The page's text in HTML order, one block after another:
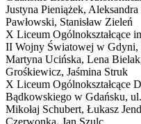
Justyna Pieniążek,
Pawłowski, Stanisław Zieleń
X Liceum Ogólnokształcące
II Wojny Światowej w Gdyni,
Martyna Ucińska, Lena
Grośkiewicz, Jaśmina Struk
X Liceum Ogólnokształcące
Bądkowskiego w Gdańsku,
Mikołaj Schubert, Łukasz